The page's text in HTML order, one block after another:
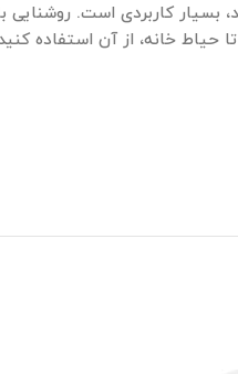
کاربردی است. روشنایی
حیاط خانه، از آن استفاده